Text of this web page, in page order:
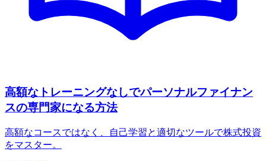
高額なトレーニングなしでパーソナルファイナン
スの専門家になる方法
高額なコースではなく、自己学習と適切なツールで株式投資
をマスター。